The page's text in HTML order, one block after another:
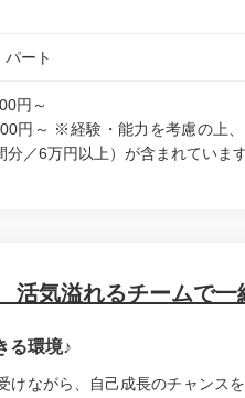
パート
円～
円～ ※経験・能力を考慮の上
分／6万円以上）が含まれていま
気溢れるチームで一
る環境♪
けながら、自己成長のチャンス